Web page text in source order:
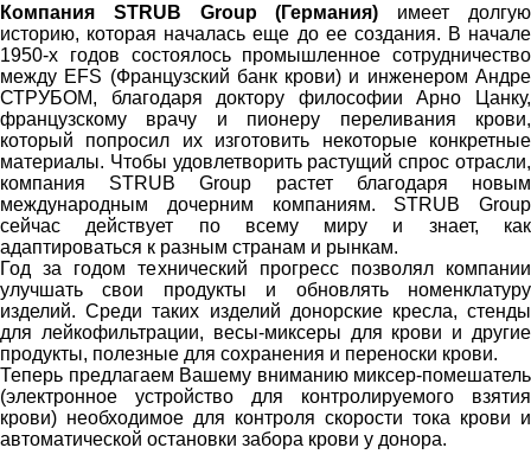
Компания STRUB Group (Германия) имеет долгую
историю, которая началась еще до ее создания. В начале
1950-х годов состоялось промышленное сотрудничество
между EFS (Французский банк крови) и инженером Андре
СТРУБОМ, благодаря доктору философии Арно Цанку,
французскому врачу и пионеру переливания крови,
который попросил их изготовить некоторые конкретные
материалы. Чтобы удовлетворить растущий спрос отрасли,
компания STRUB Group растет благодаря новым
международным дочерним компаниям. STRUB Group
сейчас действует по всему миру и знает, как
адаптироваться к разным странам и рынкам.
Год за годом технический прогресс позволял компании
улучшать свои продукты и обновлять номенклатуру
изделий. Среди таких изделий донорские кресла, стенды
для лейкофильтрации, весы-миксеры для крови и другие
продукты, полезные для сохранения и переноски крови.
Теперь предлагаем Вашему вниманию миксер-помешатель
(электронное устройство для контролируемого взятия
крови) необходимое для контроля скорости тока крови и
автоматической остановки забора крови у донора.